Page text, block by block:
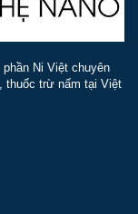
Ni Việt chuyên
thuốc trừ nấm tại Việt